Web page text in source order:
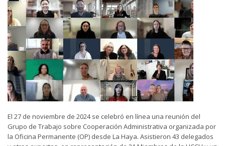
El 27 de noviembre de 2024 se celebró en línea una reunión del
Grupo de Trabajo sobre Cooperación Administrativa organizada por
la Oficina Permanente (OP) desde La Haya. Asistieron 43 delegados